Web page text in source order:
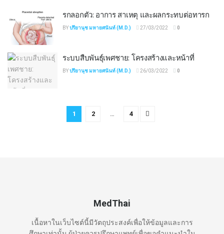
รกลอกตัว: อาการ สาเหตุ และผลกระทบต่อทารก
BYปรียานุช มหายศนันท์ (M.D.) 27/03/2022 0
ระบบสืบพันธุ์เพศชาย: โครงสร้างและหน้าที่
BYปรียานุช มหายศนันท์ (M.D.) 26/03/2022 0
1 2 4
MedThai
เนื้อหาในเว็บไซต์นี้มีวัตถุประสงค์เพื่อให้ข้อมูลและการ